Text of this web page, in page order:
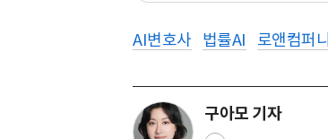
AI변호사 법률AI 로앤컴퍼니
구아모 기자